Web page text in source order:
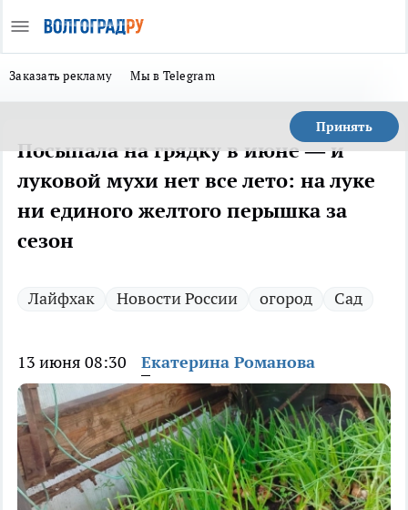
Заказать рекламу Мы в Telegram
Принять
Посыпала на грядку в июне — и
луковой мухи нет все лето: на луке
ни единого желтого перышка за
сезон
Лайфхак Новости России огород Сад
13 июня 08:30 Екатерина Романова